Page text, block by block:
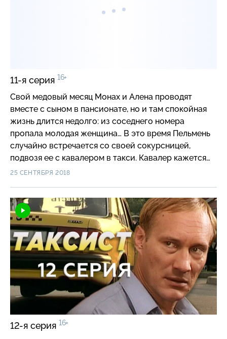
11-я серия 16+
Свой медовый месяц Монах и Алена проводят
вместе с сыном в пансионате, но и там спокойная
жизнь длится недолго: из соседнего номера
пропала молодая женщина… В это время Пельмень
случайно встречается со своей сокурсницей,
подвозя ее с кавалером в такси. Кавалер кажется
учтивым и предупредительным, но позже
«философам» помочь найти работу в Германии
и выкачивает из них деньги, якобы, на решение
формальностей. Пельмень с помощью Монаха
решает разобраться с этим делом…
25 СЕНТЯБРЯ 2018
12-я серия 16+